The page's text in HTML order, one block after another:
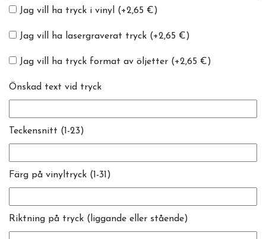
Jag vill ha tryck i vinyl (+2,65 €)
Jag vill ha lasergraverat tryck (+2,65 €)
Jag vill ha tryck format av öljetter (+2,65 €)
Önskad text vid tryck
Teckensnitt (1-23)
Färg på vinyltryck (1-31)
Riktning på tryck (liggande eller stående)